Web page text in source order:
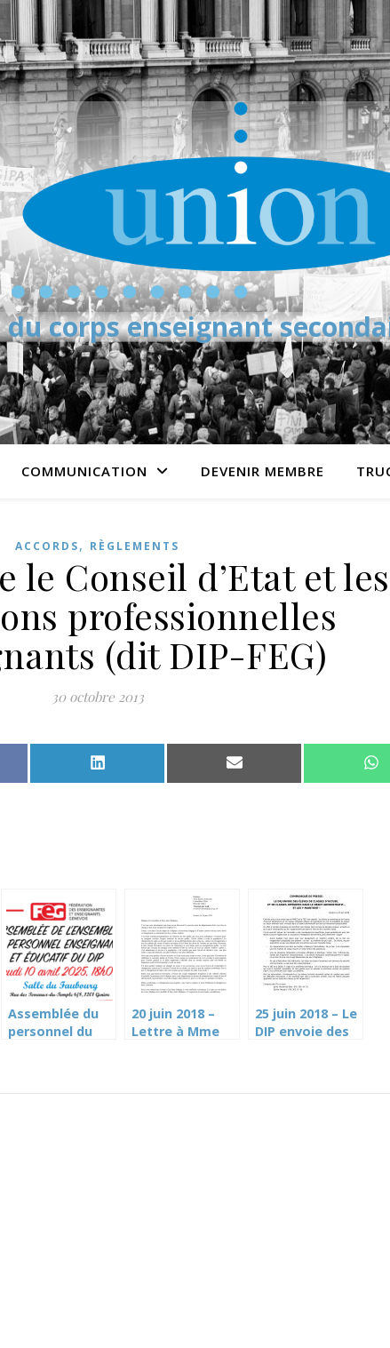
corps enseignant
COMMUNICATION DEVENIR MEMBRE
ACCORDS, RÈGLEMENTS
le Conseil d’Etat et les
professionnelles
(dit DIP-FEG)
30 octobre 2013
Facebook Share on LinkedIn Share on Email
Assemblée du
personnel du
20 juin 2018 –
Lettre à Mme
25 juin 2018 – Le
DIP envoie des